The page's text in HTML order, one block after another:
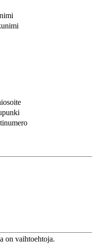
on vaihtoehtoja.